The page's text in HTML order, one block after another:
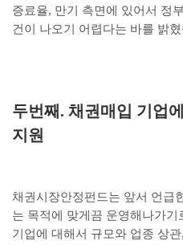
증료율, 만기 측면에 있어서 정
건이 나오기 어렵다는 바를 밝
두번째. 채권매입 기업
지원
채권시장안정펀드는 앞서 언급
는 목적에 맞게끔 운영해나가
기업에 대해서 규모와 업종 상